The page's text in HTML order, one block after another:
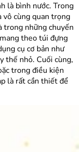
là bình nước. Trong
vô cùng quan trọng
trong những chuyến
theo túi đựng
cụ cơ bản như
thế nhỏ. Cuối cùng,
trong điều kiện
là rất cần thiết để